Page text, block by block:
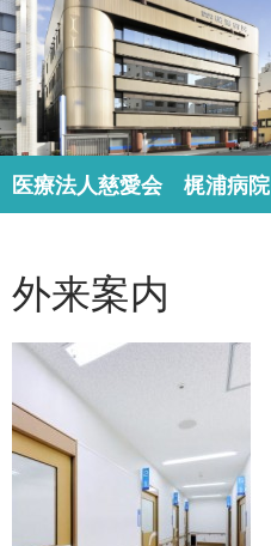
医療法人慈愛会 梶浦病院
索
ン
ツ
ス
ッ
プ
外来案内